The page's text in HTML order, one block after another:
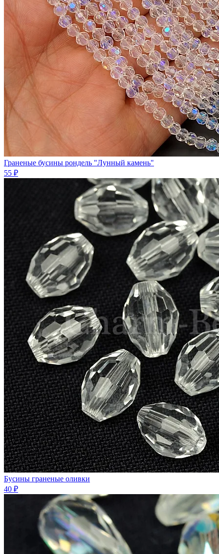
Граненые бусины рондель "Лунный камень"
55 ₽
Бусины граненые оливки
40 ₽